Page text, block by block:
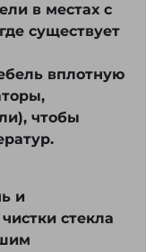
в местах с
существует
вплотную
чтобы
и
стекла